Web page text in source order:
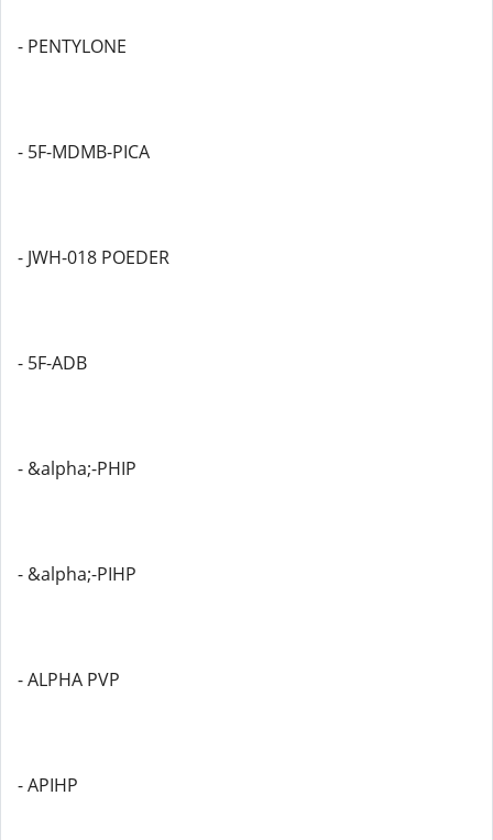
- PENTYLONE
- 5F-MDMB-PICA
- JWH-018 POEDER
- 5F-ADB
- &alpha;-PHIP
- &alpha;-PIHP
- ALPHA PVP
- APIHP